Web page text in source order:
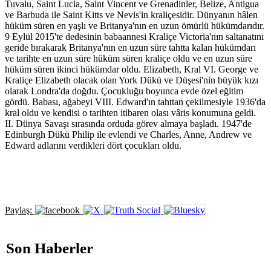
Tuvalu, Saint Lucia, Saint Vincent ve Grenadinler, Belize, Antigua
ve Barbuda ile Saint Kitts ve Nevis'in kraliçesidir. Dünyanın hâlen
hüküm süren en yaşlı ve Britanya'nın en uzun ömürlü hükümdarıdır.
9 Eylül 2015'te dedesinin babaannesi Kraliçe Victoria'nın saltanatını
geride bırakarak Britanya'nın en uzun süre tahtta kalan hükümdarı
ve tarihte en uzun süre hüküm süren kraliçe oldu ve en uzun süre
hüküm süren ikinci hükümdar oldu. Elizabeth, Kral VI. George ve
Kraliçe Elizabeth olacak olan York Dükü ve Düşesi'nin büyük kızı
olarak Londra'da doğdu. Çocukluğu boyunca evde özel eğitim
gördü. Babası, ağabeyi VIII. Edward'ın tahttan çekilmesiyle 1936'da
kral oldu ve kendisi o tarihten itibaren olası vâris konumuna geldi.
II. Dünya Savaşı sırasında orduda görev almaya başladı. 1947'de
Edinburgh Dükü Philip ile evlendi ve Charles, Anne, Andrew ve
Edward adlarını verdikleri dört çocukları oldu.
Paylaş:
Son Haberler